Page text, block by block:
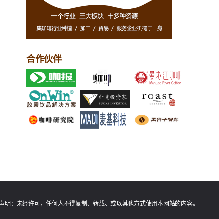
合作伙伴
明： 未经许可，任何人不得复制、转载、或以其他方式使用本网站的内容。